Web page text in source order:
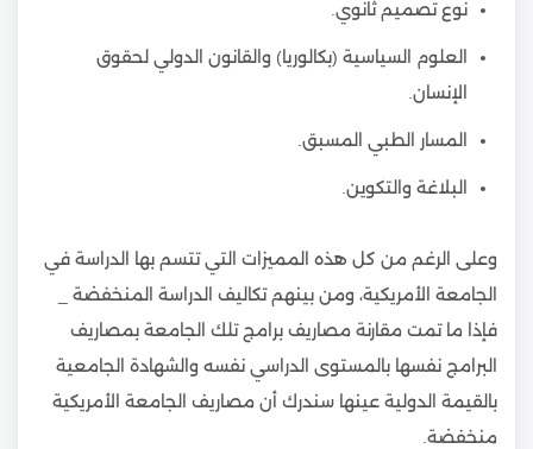
نوع تصميم ثانوي.
العلوم السياسية (بكالوريا) والقانون الدولي لحقوق
الإنسان.
المسار الطبي المسبق.
البلاغة والتكوين.
وعلى الرغم من كل هذه المميزات التي تتسم بها الدراسة في
الجامعة الأمريكية، ومن بينهم تكاليف الدراسة المنخفضة _
فإذا ما تمت مقارنة مصاريف برامج تلك الجامعة بمصاريف
البرامج نفسها بالمستوى الدراسي نفسه والشهادة الجامعية
بالقيمة الدولية عينها سندرك أن مصاريف الجامعة الأمريكية
منخفضة.